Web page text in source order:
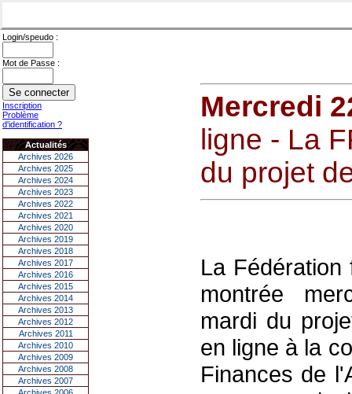
Login/speudo :
Mot de Passe :
Inscription
Problème
d'identification ?
Actualités
Archives 2026
Archives 2025
Archives 2024
Archives 2023
Archives 2022
Archives 2021
Archives 2020
Archives 2019
Archives 2018
Archives 2017
Archives 2016
Archives 2015
Archives 2014
Archives 2013
Archives 2012
Archives 2011
Archives 2010
Archives 2009
Archives 2008
Archives 2007
Mercredi
ligne - La
du projet
La
montrée
mardi du
en ligne à la
Finances de